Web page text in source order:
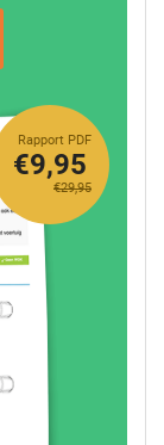
Rapport PDF
€29,95
€9,95